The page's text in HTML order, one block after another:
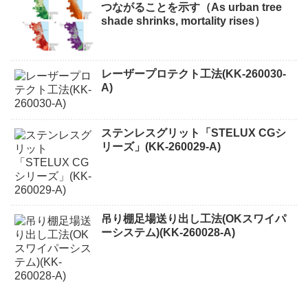
つながることを示す（As urban tree
shade shrinks, mortality rises）
レーザープロテクト⼯法(KK-260030-
A)
ステンレスグリット「STELUX CGシ
リーズ」(KK-260029-A)
吊り棚足場送り出し工法(OKスワイパ
ーシステム)(KK-260028-A)